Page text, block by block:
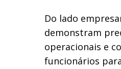
Do lado
demonstram
operacionais e
funcionários